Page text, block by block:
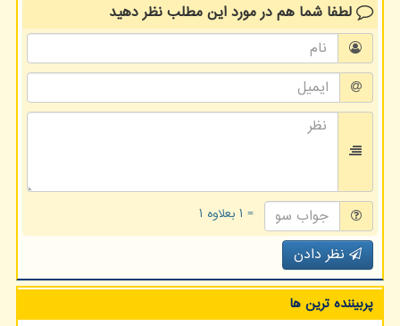
لطفا شما همدر مورد این مطلبنظر دهید
= ۱ بعلاوه ۱
نظر دادن
پربیننده ترین ها